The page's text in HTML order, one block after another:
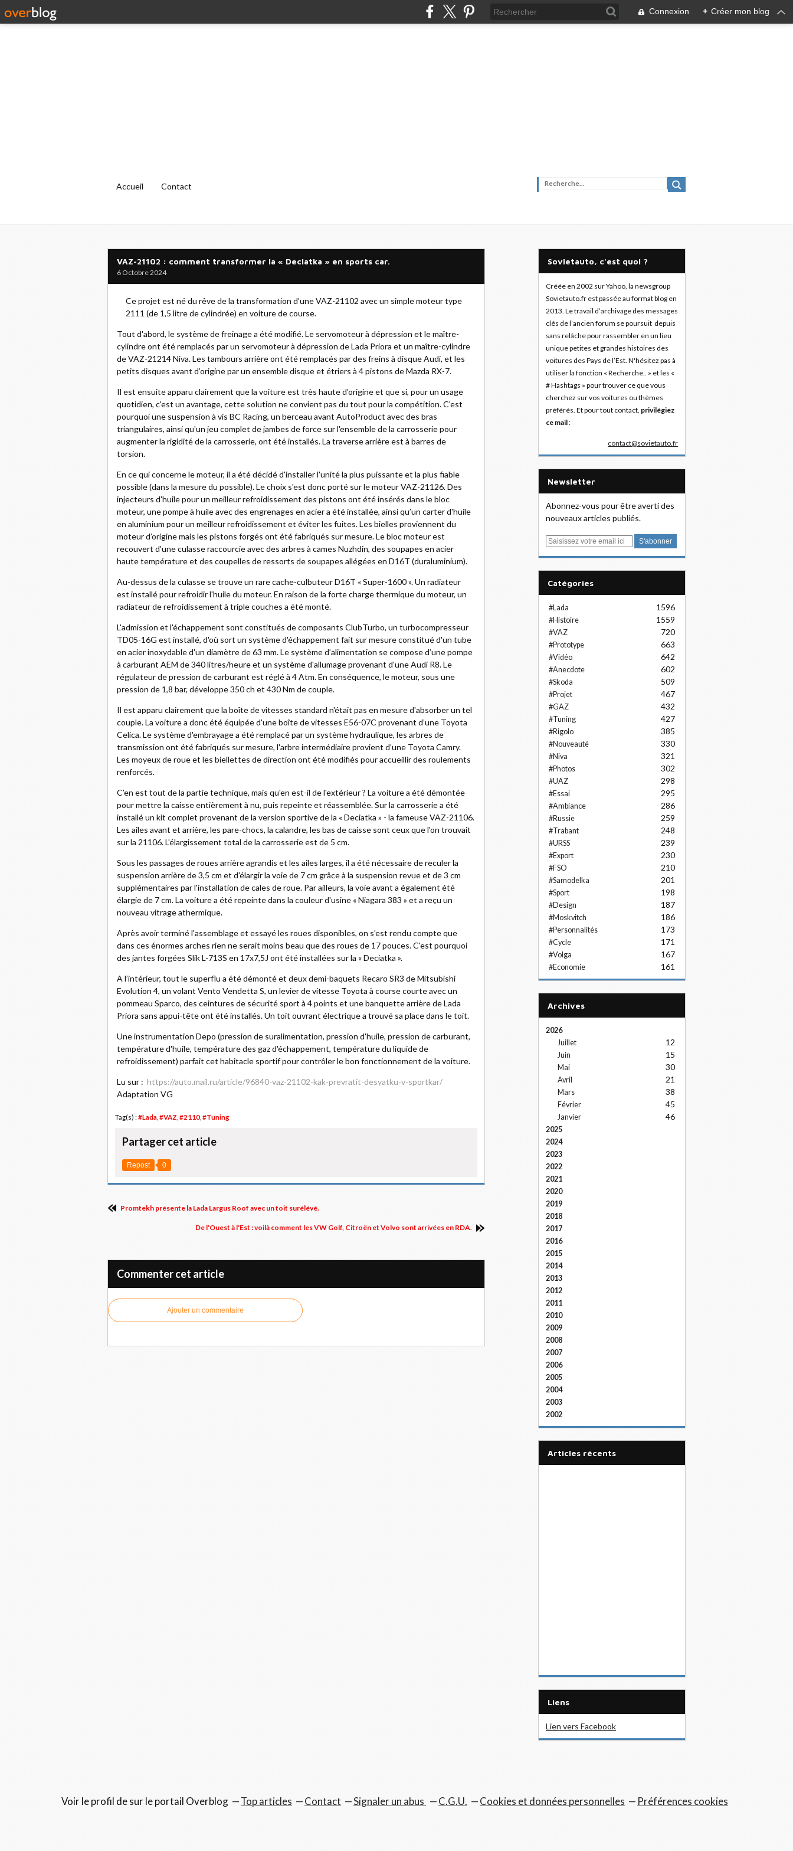
Connexion + Créer mon blog
Accueil Contact
VAZ-21102 : comment transformer la « Deciatka » en sports car.
6 Octobre 2024
Ce projet est né du rêve de la transformation d’une VAZ-21102 avec un simple moteur type
2111 (de 1,5 litre de cylindrée) en voiture de course.
Tout d'abord, le système de freinage a été modifié. Le servomoteur à dépression et le maître-
cylindre ont été remplacés par un servomoteur à dépression de Lada Priora et un maître-cylindre
de VAZ-21214 Niva. Les tambours arrière ont été remplacés par des freins à disque Audi, et les
petits disques avant d’origine par un ensemble disque et étriers à 4 pistons de Mazda RX-7.
Il est ensuite apparu clairement que la voiture est très haute d’origine et que si, pour un usage
quotidien, c'est un avantage, cette solution ne convient pas du tout pour la compétition. C'est
pourquoi une suspension à vis BC Racing, un berceau avant AutoProduct avec des bras
triangulaires, ainsi qu'un jeu complet de jambes de force sur l'ensemble de la carrosserie pour
augmenter la rigidité de la carrosserie, ont été installés. La traverse arrière est à barres de
torsion.
En ce qui concerne le moteur, il a été décidé d'installer l'unité la plus puissante et la plus fiable
possible (dans la mesure du possible). Le choix s'est donc porté sur le moteur VAZ-21126. Des
injecteurs d'huile pour un meilleur refroidissement des pistons ont été insérés dans le bloc
moteur, une pompe à huile avec des engrenages en acier a été installée, ainsi qu’un carter d'huile
en aluminium pour un meilleur refroidissement et éviter les fuites. Les bielles proviennent du
moteur d’origine mais les pistons forgés ont été fabriqués sur mesure. Le bloc moteur est
recouvert d'une culasse raccourcie avec des arbres à cames Nuzhdin, des soupapes en acier
haute température et des coupelles de ressorts de soupapes allégées en D16T (duraluminium).
Au-dessus de la culasse se trouve un rare cache-culbuteur D16T « Super-1600 ». Un radiateur
est installé pour refroidir l'huile du moteur. En raison de la forte charge thermique du moteur, un
radiateur de refroidissement à triple couches a été monté.
L'admission et l'échappement sont constitués de composants ClubTurbo, un turbocompresseur
TD05-16G est installé, d'où sort un système d'échappement fait sur mesure constitué d'un tube
en acier inoxydable d'un diamètre de 63 mm. Le système d’alimentation se compose d’une pompe
à carburant AEM de 340 litres/heure et un système d'allumage provenant d’une Audi R8. Le
régulateur de pression de carburant est réglé à 4 Atm. En conséquence, le moteur, sous une
pression de 1,8 bar, développe 350 ch et 430 Nm de couple.
Il est apparu clairement que la boîte de vitesses standard n'était pas en mesure d'absorber un tel
couple. La voiture a donc été équipée d'une boîte de vitesses E56-07C provenant d’une Toyota
Celica. Le système d'embrayage a été remplacé par un système hydraulique, les arbres de
transmission ont été fabriqués sur mesure, l'arbre intermédiaire provient d’une Toyota Camry.
Les moyeux de roue et les biellettes de direction ont été modifiés pour accueillir des roulements
renforcés.
C’en est tout de la partie technique, mais qu'en est-il de l'extérieur ? La voiture a été démontée
pour mettre la caisse entièrement à nu, puis repeinte et réassemblée. Sur la carrosserie a été
installé un kit complet provenant de la version sportive de la « Deciatka » - la fameuse VAZ-21106.
Les ailes avant et arrière, les pare-chocs, la calandre, les bas de caisse sont ceux que l'on trouvait
sur la 21106. L'élargissement total de la carrosserie est de 5 cm.
Sous les passages de roues arrière agrandis et les ailes larges, il a été nécessaire de reculer la
suspension arrière de 3,5 cm et d'élargir la voie de 7 cm grâce à la suspension revue et de 3 cm
supplémentaires par l'installation de cales de roue. Par ailleurs, la voie avant a également été
élargie de 7 cm. La voiture a été repeinte dans la couleur d'usine « Niagara 383 » et a reçu un
nouveau vitrage athermique.
Après avoir terminé l'assemblage et essayé les roues disponibles, on s'est rendu compte que
dans ces énormes arches rien ne serait moins beau que des roues de 17 pouces. C'est pourquoi
des jantes forgées Slik L-713S en 17x7,5J ont été installées sur la « Deciatka ».
A l’intérieur, tout le superflu a été démonté et deux demi-baquets Recaro SR3 de Mitsubishi
Evolution 4, un volant Vento Vendetta S, un levier de vitesse Toyota à course courte avec un
pommeau Sparco, des ceintures de sécurité sport à 4 points et une banquette arrière de Lada
Priora sans appui-tête ont été installés. Un toit ouvrant électrique a trouvé sa place dans le toit.
Une instrumentation Depo (pression de suralimentation, pression d'huile, pression de carburant,
température d'huile, température des gaz d'échappement, température du liquide de
refroidissement) parfait cet habitacle sportif pour contrôler le bon fonctionnement de la voiture.
Lu sur : https://auto.mail.ru/article/96840-vaz-21102-kak-prevratit-desyatku-v-sportkar/
Adaptation VG
Tag(s) : #Lada #VAZ #2110, #Tuning
Partager cet article
Repost 0
Promtekh présente la Lada Largus Roof avec un toit surélévé.
De l'Ouest à l'Est : voilà comment les VW Golf, Citroën et Volvo sont arrivées en RDA.
Commenter cet article
Ajouter un commentaire
Sovietauto, c'est quoi ?
Créée en 2002 sur Yahoo, la newsgroup
Sovietauto.fr est passée au format blog en
2013. Le travail d’archivage des messages
clés de l’ancien forum se poursuit depuis
sans relâche pour rassembler en un lieu
unique petites et grandes histoires des
voitures des Pays de l’Est. N'hésitez pas à
utiliser la fonction « Recherche.. » et les «
# Hashtags » pour trouver ce que vous
cherchez sur vos voitures ou thèmes
préférés. Et pour tout contact, privilégiez
ce mail:
contact@sovietauto.fr
Newsletter
Abonnez-vous pour être averti des
nouveaux articles publiés.
E
Catégories
#Lada 1596
#Histoire 1559
#VAZ 720
#Prototype 663
#Vidéo 642
#Anecdote 602
#Skoda 509
#Projet 467
#GAZ 432
#Tuning 427
#Rigolo 385
#Nouveauté 330
#Niva 321
#Photos 302
#UAZ 298
#Essai 295
#Ambiance 286
#Russie 259
#Trabant 248
#URSS 239
#Export 230
#FSO 210
#Samodelka 201
#Sport 198
#Design 187
#Moskvitch 186
#Personnalités 173
#Cycle 171
#Volga 167
#Economie 161
Archives
2026
Juillet
12
Juin 15
Mai 30
Avril 21
Mars 38
Février 45
Janvier 46
2025
2024
2023
2022
2021
2020
2019
2018
2017
2016
2015
2014
2013
2012
2011
2010
2009
2008
2007
2006
2005
2004
2003
2002
articles récents
Liens
Lien vers Facebook
Voir le profil desur le portail Overblog Top articles Contact Signaler un abus C.G.U. Cookies et données personnelles Préférences cookies